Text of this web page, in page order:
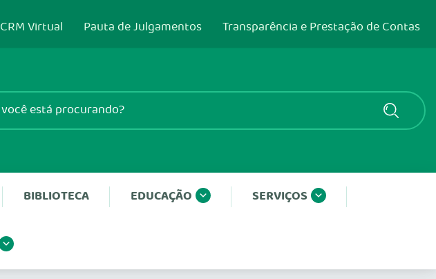
CRM Virtual Pauta de Julgamentos Transparência e Prestação de Contas
BIBLIOTECA EDUCAÇÃO SERVIÇOS